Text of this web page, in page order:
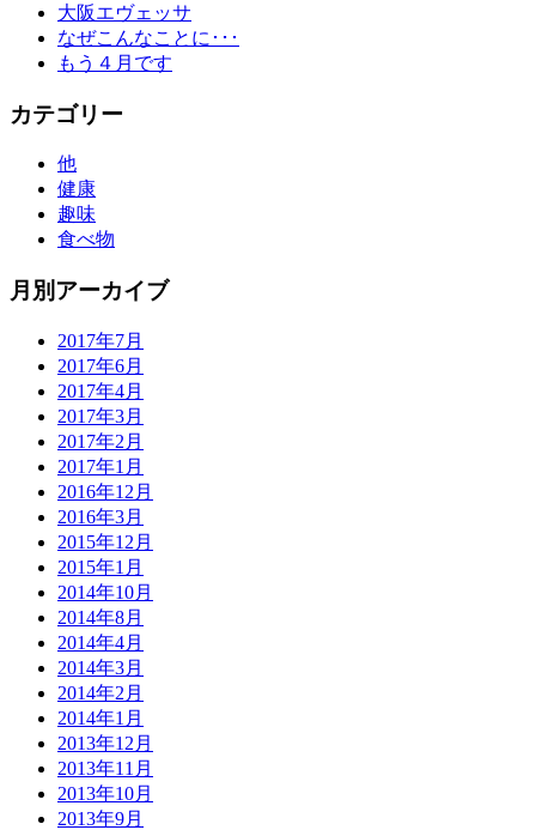
大阪エヴェッサ
なぜこんなことに･･･
もう４月です
カテゴリー
他
健康
趣味
食べ物
月別アーカイブ
2017年7月
2017年6月
2017年4月
2017年3月
2017年2月
2017年1月
2016年12月
2016年3月
2015年12月
2015年1月
2014年10月
2014年8月
2014年4月
2014年3月
2014年2月
2014年1月
2013年12月
2013年11月
2013年10月
2013年9月